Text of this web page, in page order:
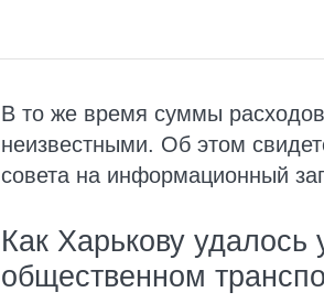
В то же время суммы
неизвестными. Об этом
совета на информационный
Как Харькову удалось
общественном